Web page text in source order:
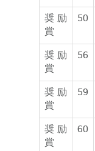
奨励
賞
50
奨励
賞
56
奨励
賞
59
奨励
賞
60